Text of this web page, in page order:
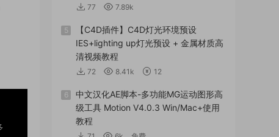
77 7.89k
5
【C4D插件】C4D灯光环境预设
IES+lighting up灯光预设 + 金属材质高
清视频教程
72 8.41k 12
6
中文汉化AE脚本-多功能MG运动图形高
级工具 Motion V4.0.3 Win/Mac+使用
教程